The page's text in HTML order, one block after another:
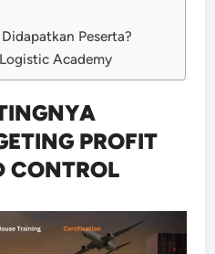
Peserta?
Academy
PROFIT
CONTROL